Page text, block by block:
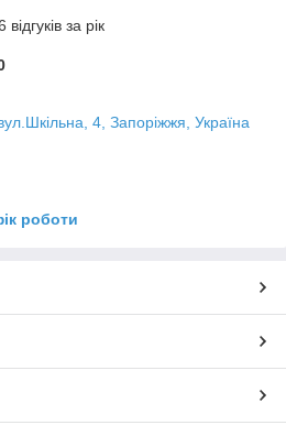
за рік
4, Запоріжжя, Україна
роботи